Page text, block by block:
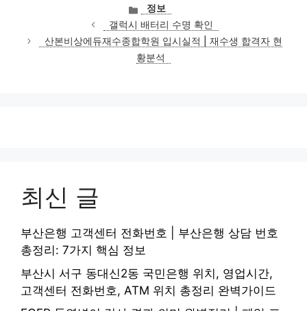
카
테
고
리
정보
갤럭시 배터리 수명 확인
산본비상에듀재수종합학원 입시실적 | 재수생 합격자 현
황분석
최신 글
부산은행 고객센터 전화번호 | 부산은행 상담 번호
총정리: 7가지 핵심 정보
부산시 서구 동대신2동 국민은행 위치, 영업시간,
고객센터 전화번호, ATM 위치 총정리 완벽가이드